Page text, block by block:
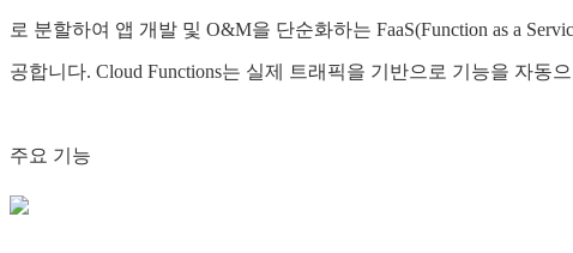
로 분할하여 앱 개발 및 O&M을 단순화하는 FaaS(Function as a
공합니다. Cloud Functions는 실제 트래픽을 기반으로 기능을 자
주요 기능